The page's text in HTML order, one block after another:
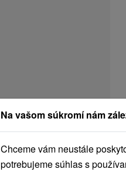
Na vašom súkromí nám
Chceme vám neustále
potrebujeme súhlas s